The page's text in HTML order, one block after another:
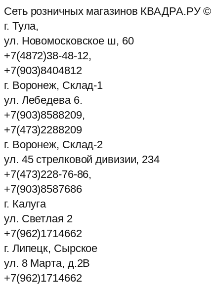
Сеть розничных магазинов КВАДРА.РУ ©
г. Тула,
ул. Новомосковское ш, 60
+7(4872)38-48-12,
+7(903)8404812
г. Воронеж, Склад-1
ул. Лебедева 6.
+7(903)8588209,
+7(473)2288209
г. Воронеж, Склад-2
ул. 45 стрелковой дивизии, 234
+7(473)228-76-86,
+7(903)8587686
г. Калуга
ул. Светлая 2
+7(962)1714662
г. Липецк, Сырское
ул. 8 Марта, д.2В
+7(962)1714662